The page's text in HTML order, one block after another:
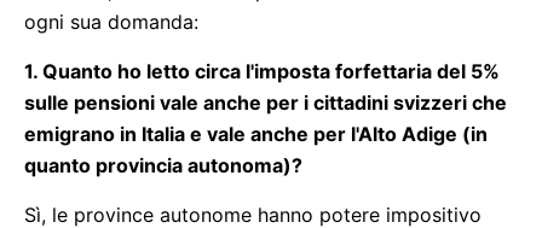
ogni sua domanda:
1. Quanto ho letto circa l'imposta forfettaria del 5%
sulle pensioni vale anche per i cittadini svizzeri che
emigrano in Italia e vale anche per l'Alto Adige (in
quanto provincia autonoma)?
Sì, le province autonome hanno potere impositivo